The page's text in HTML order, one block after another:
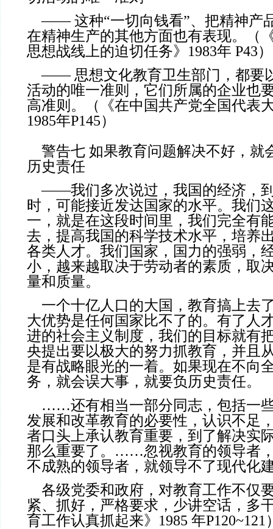
—— 这种“一切向钱看”、把精神产
在精神生产的其他方面也有表现。（
思想战线上的迫切任务》1983年 P43）
—— 思想文化教育卫生部门，都要
活动的唯一准则，它们所属的企业也
高准则。（《在中国共产党全国代表
1985年P145）
警告七 如果教育问题解决不好，就
历史责任
——我们多次说过，我国的经济，
时，可能接近发达国家的水平。我们
一，就是在这段时间里，我们完全有
去，提高我国的科学技术水平，培养
各类人才。我们国家，国力的强弱，
小，越来越取决于劳动者的素质，取
量和质量。
一个十亿人口的大国，教育搞上去
大优势是任何国家比不了的。有了人
进的社会主义制度，我们的目标就
央提出要以极大的努力抓教育，并且
是有战略眼光的一着。如果现在不向
务，就会误大事，就要负历史责任。
……还有相当一部分同志，包括一
发展和改革教育的必要性，认识不足
者口头上承认教育重要，到了解决实
那么重要了。……忽视教育的领导者
不成熟的领导者，就领导不了现代化
各级党委和政府，对教育工作不仅
紧、抓好，严格要求，少讲空话，多
育工作认真抓起来》1985 年P120~121